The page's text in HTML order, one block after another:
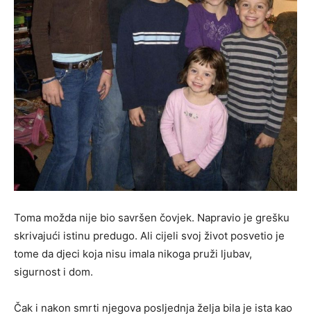
Toma možda nije bio savršen čovjek. Napravio je grešku
skrivajući istinu predugo. Ali cijeli svoj život posvetio je
tome da djeci koja nisu imala nikoga pruži ljubav,
sigurnost i dom.
Čak i nakon smrti njegova posljednja želja bila je ista kao